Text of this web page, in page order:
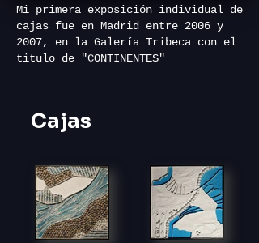
Mi primera exposición individual de
cajas fue en Madrid entre 2006 y
2007, en la Galería Tribeca con el
titulo de "CONTINENTES"
Cajas